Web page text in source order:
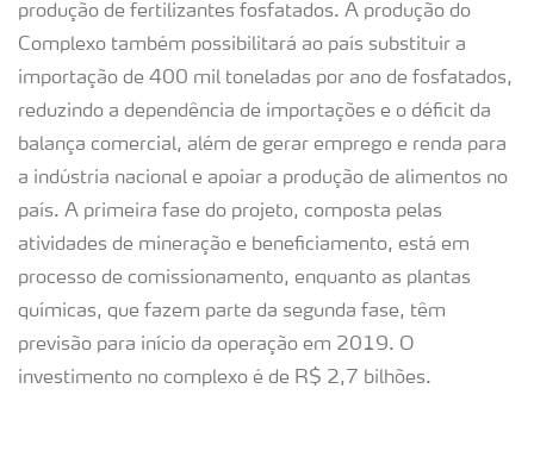
produção de fertilizantes fosfatados. A produção do
Complexo também possibilitará ao país substituir a
importação de 400 mil toneladas por ano de fosfatados,
reduzindo a dependência de importações e o déficit da
balança comercial, além de gerar emprego e renda para
a indústria nacional e apoiar a produção de alimentos no
país. A primeira fase do projeto, composta pelas
atividades de mineração e beneficiamento, está em
processo de comissionamento, enquanto as plantas
químicas, que fazem parte da segunda fase, têm
previsão para início da operação em 2019. O
investimento no complexo é de R$ 2,7 bilhões.